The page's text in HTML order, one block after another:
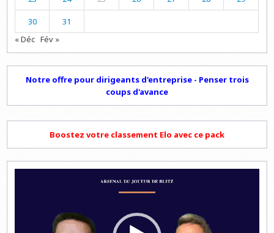
30
31
« Déc Fév »
Notre offre pour dirigeants d'entreprise - Penser trois
coups d'avance
Boostez votre classement Elo avec ce pack